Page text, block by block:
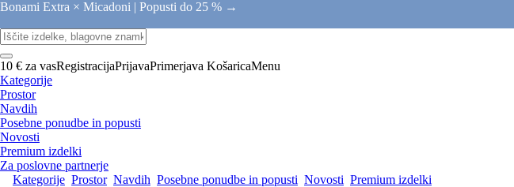
Bonami Extra × Micadoni | Popusti do 25 % →
10 € za vasRegistracijaPrijavaPrimerjava KošaricaMenu
Kategorije
Prostor
Navdih
Posebne ponudbe in popusti
Novosti
Premium izdelki
Za poslovne partnerje
Kategorije Prostor Navdih Posebne ponudbe in popusti Novosti Premium izdelki